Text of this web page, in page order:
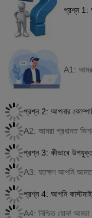
প্রশ্ন 1:
A1:
প্রশ্ন 2: আপনার
A2: আমরা প্রধানত
প্রশ্ন 3: কীভাবে
A3: যতক্ষণ আপনি
প্রশ্ন 4: আপনি
A4: নিশ্চিত হোন! আমরা